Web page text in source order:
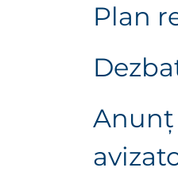
Plan
Anunț